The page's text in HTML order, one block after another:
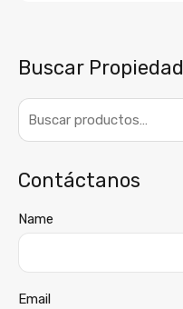
Buscar Propiedad
Contáctanos
Name
Email